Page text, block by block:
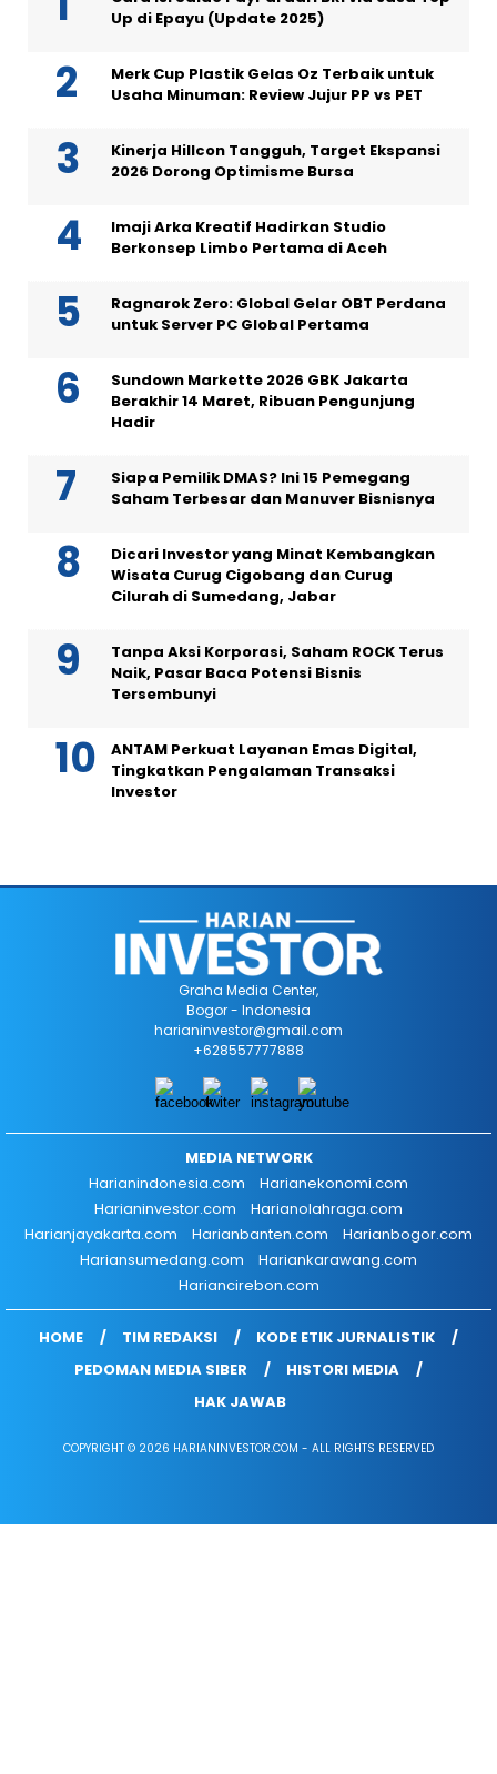
Up di Epayu (Update 2025)
Merk Cup Plastik Gelas Oz Terbaik untuk
Usaha Minuman: Review Jujur PP vs PET
Kinerja Hillcon Tangguh, Target Ekspansi
2026 Dorong Optimisme Bursa
Imaji Arka Kreatif Hadirkan Studio
Berkonsep Limbo Pertama di Aceh
Ragnarok Zero: Global Gelar OBT Perdana
untuk Server PC Global Pertama
Sundown Markette 2026 GBK Jakarta
Berakhir 14 Maret, Ribuan Pengunjung
Hadir
Siapa Pemilik DMAS? Ini 15 Pemegang
Saham Terbesar dan Manuver Bisnisnya
Dicari Investor yang Minat Kembangkan
Wisata Curug Cigobang dan Curug
Cilurah di Sumedang, Jabar
Tanpa Aksi Korporasi, Saham ROCK Terus
Naik, Pasar Baca Potensi Bisnis
Tersembunyi
ANTAM Perkuat Layanan Emas Digital,
Tingkatkan Pengalaman Transaksi
Investor
Graha Media Center,
Bogor - Indonesia
harianinvestor@gmail.com
+628557777888
MEDIA NETWORK
Harianindonesia.com
Harianekonomi.com
Harianinvestor.com
Harianolahraga.com
Harianjayakarta.com
Harianbanten.com
Harianbogor.com
Hariansumedang.com
Hariankarawang.com
Hariancirebon.com
HOME TIM REDAKSI
KODE ETIK JURNALISTIK
PEDOMAN MEDIA SIBER
HISTORI MEDIA
HAK JAWAB
COPYRIGHT © 2026 HARIANINVESTOR.COM - ALL RIGHTS RESERVED